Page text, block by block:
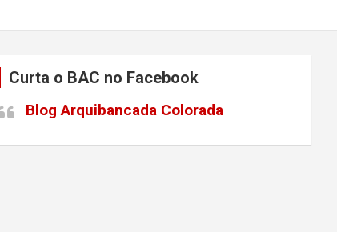
Curta o BAC no Facebook
Blog Arquibancada Colorada